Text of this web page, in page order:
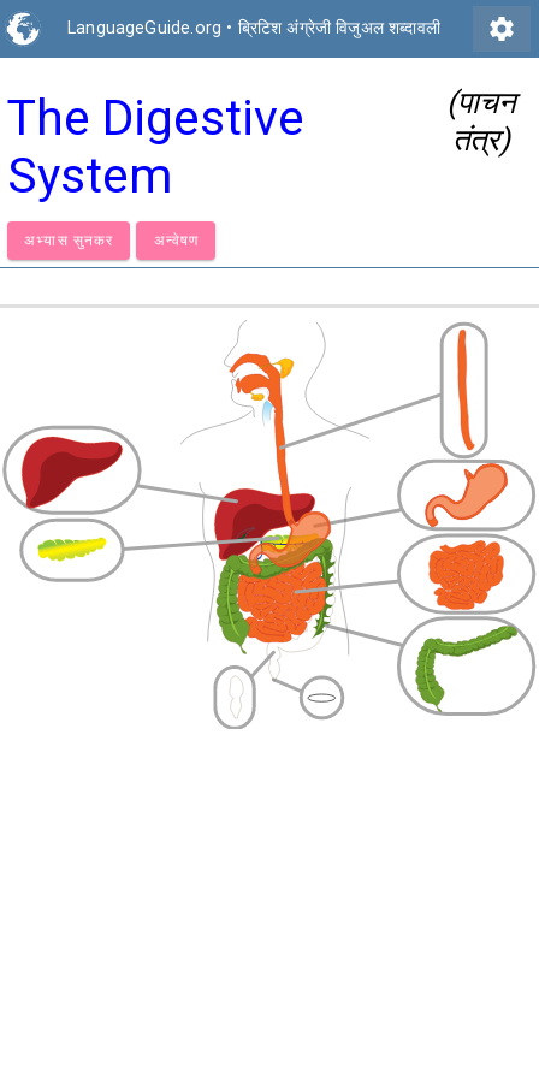
LanguageGuide.org • ब्रिटिश अंग्रेजी विजुअल शब्दावली settings
The Digestive
System
(पाचन
तंत्र)
अभ्यास सुनकर अन्वेषण